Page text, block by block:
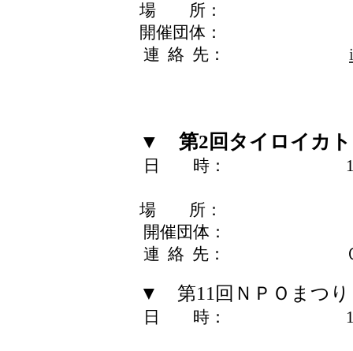
場 所： イベント
開催団体： スノーバ
連 絡 先：
▼ 第2回タイロイカ
日 時： 11月7日
場 所： ケヤ
開催団体： NPO法
連 絡 先： ０９０
▼ 第11回ＮＰＯまつり
日 時： 11月14日